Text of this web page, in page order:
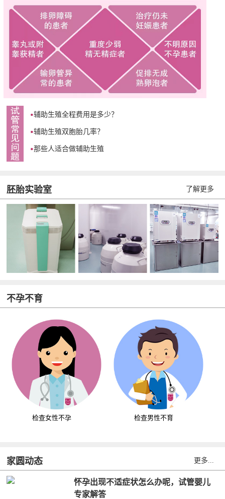
辅助生殖全程费用是多少？
辅助生殖双胞胎几率？
那些人适合做辅助生殖
胚胎实验室 了解更多
不孕不育
检查女性不孕 检查男性不育
家圆动态 更多...
怀孕出现不适症状怎么办呢，试管婴儿
专家解答